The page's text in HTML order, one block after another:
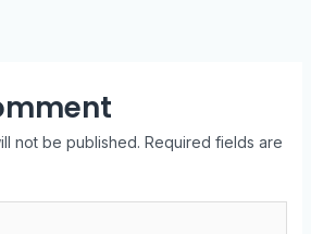
not be published. Required fields are